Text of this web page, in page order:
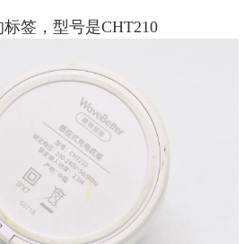
标签，型号是CHT210